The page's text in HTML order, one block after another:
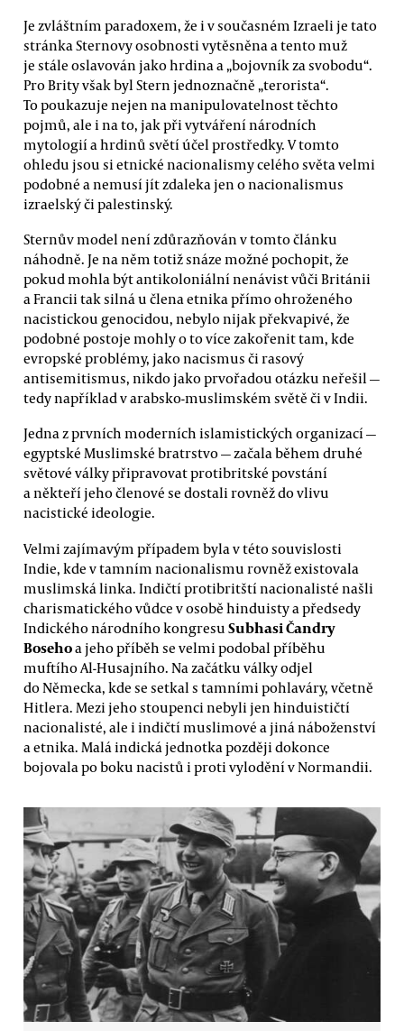
Je zvláštním paradoxem, že i v současném Izraeli je tato
stránka Sternovy osobnosti vytěsněna a tento muž
je stále oslavován jako hrdina a „bojovník za svobodu“.
Pro Brity však byl Stern jednoznačně „terorista“.
To poukazuje nejen na manipulovatelnost těchto
pojmů, ale i na to, jak při vytváření národních
mytologií a hrdinů světí účel prostředky. V tomto
ohledu jsou si etnické nacionalismy celého světa velmi
podobné a nemusí jít zdaleka jen o nacionalismus
izraelský či palestinský.
Sternův model není zdůrazňován v tomto článku
náhodně. Je na něm totiž snáze možné pochopit, že
pokud mohla být antikoloniální nenávist vůči Británii
a Francii tak silná u člena etnika přímo ohroženého
nacistickou genocidou, nebylo nijak překvapivé, že
podobné postoje mohly o to více zakořenit tam, kde
evropské problémy, jako nacismus či rasový
antisemitismus, nikdo jako prvořadou otázku neřešil —
tedy například v arabsko-muslimském světě či v Indii.
Jedna z prvních moderních islamistických organizací —
egyptské Muslimské bratrstvo — začala během druhé
světové války připravovat protibritské povstání
a někteří jeho členové se dostali rovněž do vlivu
nacistické ideologie.
Velmi zajímavým případem byla v této souvislosti
Indie, kde v tamním nacionalismu rovněž existovala
muslimská linka. Indičtí protibritští nacionalisté našli
charismatického vůdce v osobě hinduisty a předsedy
Indického národního kongresu Subhasi Čandry
Bosehoa jeho příběh se velmi podobal příběhu
muftího Al-Husajního. Na začátku války odjel
do Německa, kde se setkal s tamními pohlaváry, včetně
Hitlera. Mezi jeho stoupenci nebyli jen hinduističtí
nacionalisté, ale i indičtí muslimové a jiná náboženství
a etnika. Malá indická jednotka později dokonce
bojovala po boku nacistů i proti vylodění v Normandii.